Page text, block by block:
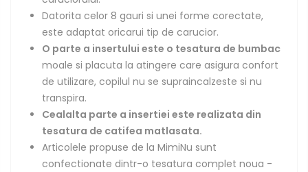
Datorita celor 8 gauri si unei forme corectate,
este adaptat oricarui tip de carucior.
O parte a insertului este o tesatura de bumbac
moale si placuta la atingere care asigura confort
de utilizare, copilul nu se supraincalzeste si nu
transpira.
Cealalta parte a insertiei este realizata din
tesatura de catifea matlasata.
Articolele propuse de la MimiNu sunt
confectionate dintr-o tesatura complet noua -